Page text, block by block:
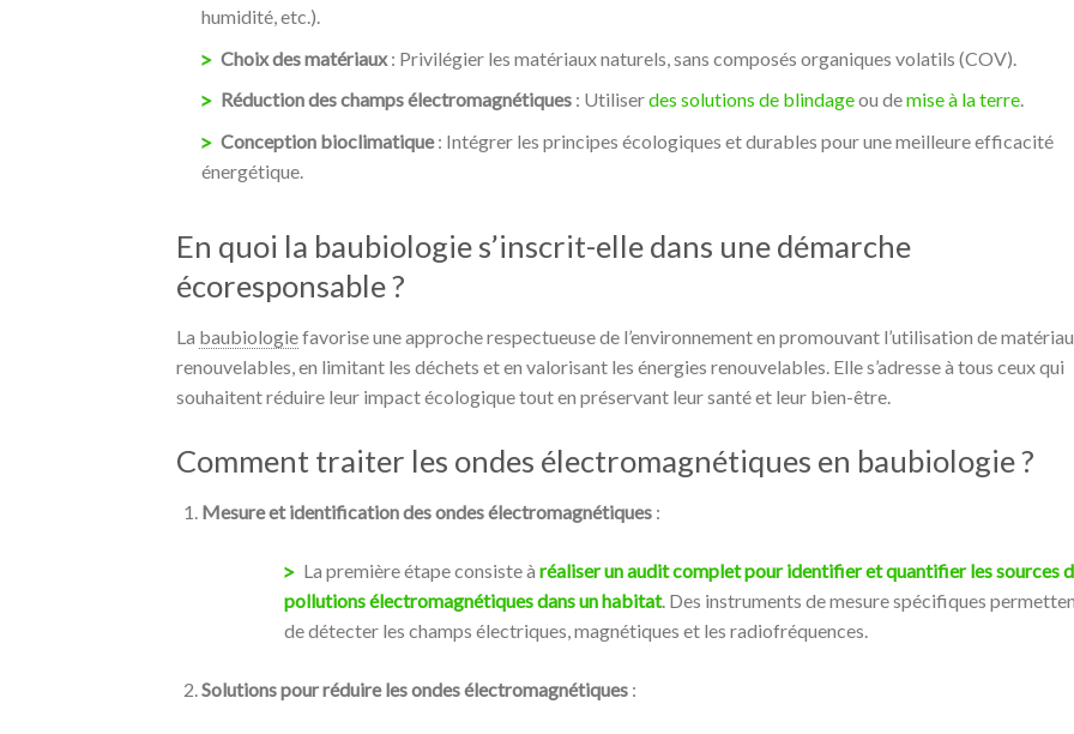
humidité, etc.).
Choix des matériaux: Privilégier les matériaux naturels, sans composés organiques volatils (COV).
Réduction des champs électromagnétiques: Utiliserdes solutions de blindageou demise à la terre.
Conception bioclimatique: Intégrer les principes écologiques et durables pour une meilleure efficacité
énergétique.
En quoi la baubiologie s’inscrit-elle dans une démarche
écoresponsable ?
La baubiologiefavorise une approche respectueuse de l’environnement en promouvant l’utilisation de
renouvelables, en limitant les déchets et en valorisant les énergies renouvelables. Elle s’adresse à tous ceux qui
souhaitent réduire leur impact écologique tout en préservant leur santé et leur bien-être.
Comment traiter les ondes électromagnétiques en baubiologie ?
Mesure et identification des ondes électromagnétiques:
La première étape consiste à réaliser un audit complet pour identifier et quantifier les sources
pollutions électromagnétiques dans un habitat. Des instruments de mesure spécifiques
de détecter les champs électriques, magnétiques et les radiofréquences.
Solutions pour réduire les ondes électromagnétiques: